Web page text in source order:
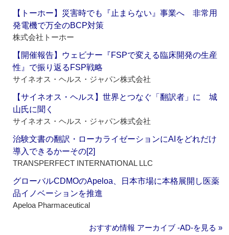
【トーホー】災害時でも『止まらない』事業へ 非常用
発電機で万全のBCP対策
株式会社トーホー
【開催報告】ウェビナー『FSPで変える臨床開発の生産
性』で振り返るFSP戦略
サイネオス・ヘルス・ジャパン株式会社
【サイネオス・ヘルス】世界とつなぐ「翻訳者」に 城
山氏に聞く
サイネオス・ヘルス・ジャパン株式会社
治験文書の翻訳・ローカライゼーションにAIをどれだけ
導入できるかーその[2]
TRANSPERFECT INTERNATIONAL LLC
グローバルCDMOのApeloa、日本市場に本格展開し医薬
品イノベーションを推進
Apeloa Pharmaceutical
おすすめ情報 アーカイブ ‐AD‐を見る »